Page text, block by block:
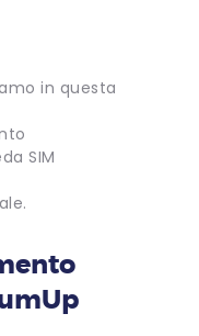
in questa
SIM